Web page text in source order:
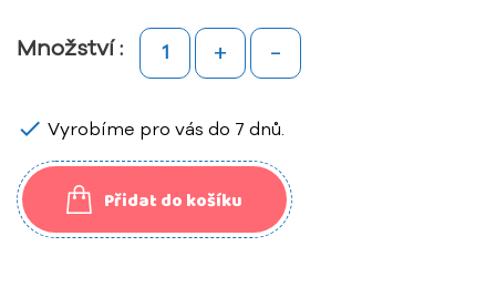
Množství : + -
 Vyrobíme pro vás do 7 dnů.
Přidat do košíku